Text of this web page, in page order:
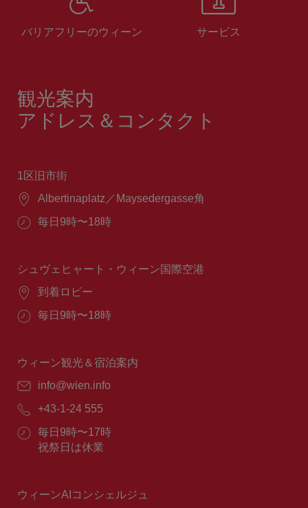
バリアフリーのウィーン サービス
観光案内
アドレス＆コンタクト
1区旧市街
場
所：
Albertinaplatz／Maysedergasse角
営
間：
毎日9時〜18時
シュヴェヒャート・ウィーン国際空港
場
所：
到着ロビー
営
間：
毎日9時〜18時
ウィーン観光＆宿泊案内
E
ー
ル：
info@wien.info
電
話
番
号：
+43-1-24 555
営
業
毎日9時〜17時
祝祭日は休業
ウィーンAIコンシェルジュ